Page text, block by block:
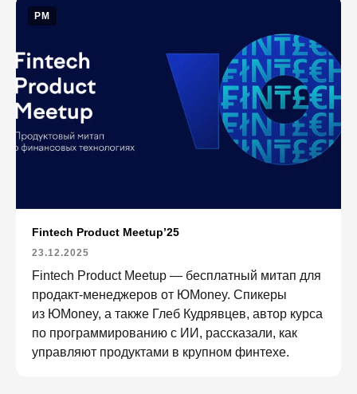
PM
Fintech Product Meetup’25
23.12.2025
Fintech Product Meetup — бесплатный митап для
продакт-менеджеров от ЮMoney. Спикеры
из ЮMoney, а также Глеб Кудрявцев, автор курса
по программированию с ИИ, рассказали, как
управляют продуктами в крупном финтехе.